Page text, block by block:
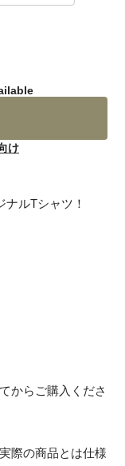
け
ルTシャツ！
からご購入くださ
際の商品とは仕様